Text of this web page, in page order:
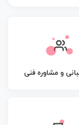
و مشاوره فنی